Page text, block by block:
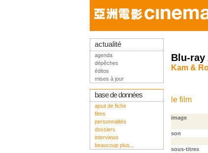
Blu-ray
Kam &
le film
image
son
sous-titres
actualité
agenda
dépêches
éditos
mises à jour
base de données
ajout de fiche
films
personnalités
dossiers
interviews
beaucoup plus...